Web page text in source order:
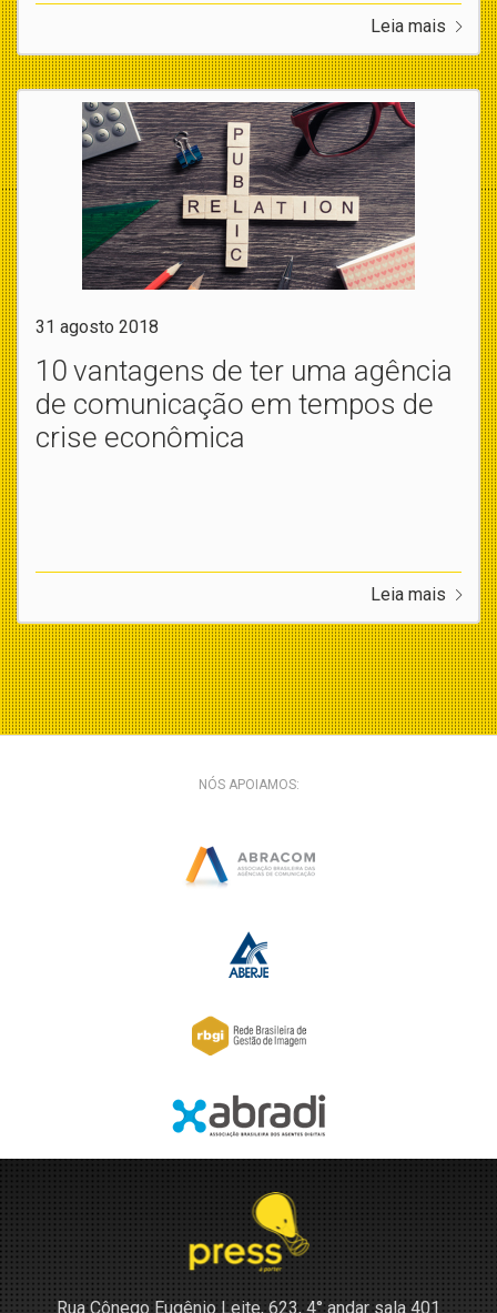
Leia mais
31 agosto 2018
10 vantagens de ter uma agência
de comunicação em tempos de
crise econômica
Leia mais
NÓS APOIAMOS:
Rua Cônego Eugênio Leite, 623, 4° andar sala 401